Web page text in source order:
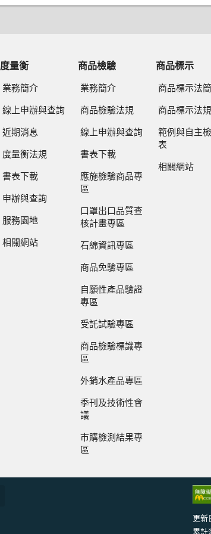
度量衡
業務簡介
線上申辦與查詢
近期消息
度量衡法規
書表下載
申辦與查詢
服務園地
相關網站
商品檢驗
業務簡介
商品檢驗法規
線上申辦與查詢
書表下載
應施檢驗商品專
區
口罩出口品質查
核計畫專區
石綿資訊專區
商品免驗專區
自願性產品驗證
專區
受託試驗專區
商品檢驗標識專
區
外銷水產品專區
季刊及技術性會
議
市購檢測結果專
區
商品標示
商品標示法
商品標示法
範例與自主
表
相關網站
更新